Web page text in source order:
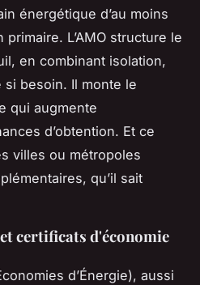
énergétique d’au moins
L’AMO structure le
en combinant isolation,
besoin. Il monte le
qui augmente
d’obtention. Et ce
villes ou métropoles
qu’il sait
certificats d'économie
d’Énergie), aussi